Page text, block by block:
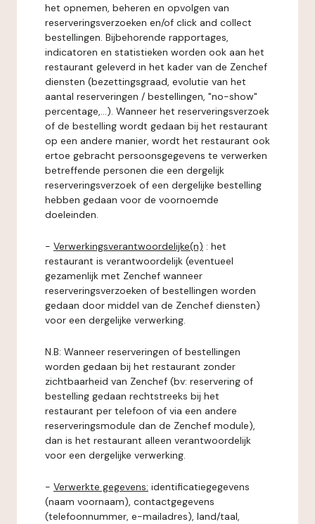
het opnemen, beheren en opvolgen van
reserveringsverzoeken en/of click and collect
bestellingen. Bijbehorende rapportages,
indicatoren en statistieken worden ook aan het
restaurant geleverd in het kader van de Zenchef
diensten (bezettingsgraad, evolutie van het
aantal reserveringen / bestellingen, "no-show"
percentage,...). Wanneer het reserveringsverzoek
of de bestelling wordt gedaan bij het restaurant
op een andere manier, wordt het restaurant ook
ertoe gebracht persoonsgegevens te verwerken
betreffende personen die een dergelijk
reserveringsverzoek of een dergelijke bestelling
hebben gedaan voor de voornoemde
doeleinden.
- Verwerkingsverantwoordelijke(n) : het
restaurant is verantwoordelijk (eventueel
gezamenlijk met Zenchef wanneer
reserveringsverzoeken of bestellingen worden
gedaan door middel van de Zenchef diensten)
voor een dergelijke verwerking.
N.B: Wanneer reserveringen of bestellingen
worden gedaan bij het restaurant zonder
zichtbaarheid van Zenchef (bv: reservering of
bestelling gedaan rechtstreeks bij het
restaurant per telefoon of via een andere
reserveringsmodule dan de Zenchef module),
dan is het restaurant alleen verantwoordelijk
voor een dergelijke verwerking.
- Verwerkte gegevens: identificatiegegevens
(naam voornaam), contactgegevens
(telefoonnummer, e-mailadres), land/taal,